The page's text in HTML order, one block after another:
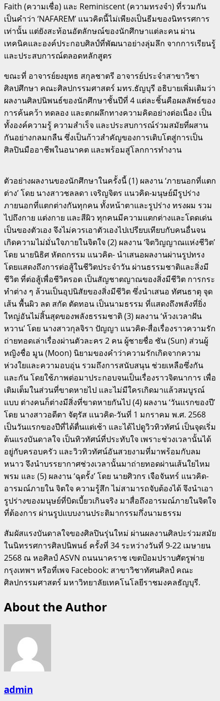
Faith (ความเชื่อ) และ Reminiscent (ความทรงจำ) ที่รวมกัน
เป็นคำว่า ‘NAFAREM’ แนวคิดนี้ไม่เพียงเป็นธีมของนิทรรศการ
เท่านั้น แต่ยังสะท้อนอัตลักษณ์ของนักศึกษาแต่ละคน ผ่าน
เทคนิคและองค์ประกอบศิลป์ที่พัฒนาอย่างลุ่มลึก จากการเรียนรู้
และประสบการณ์ตลอดหลักสูตร
ขณะที่ อาจารย์ยงยุทธ สกุลชาตรี อาจารย์ประจำสาขาวิชา
ศิลปศึกษา คณะศิลปกรรมศาสตร์ มทร.ธัญบุรี อธิบายเพิ่มเติมว่า
ผลงานศิลปนิพนธ์ของนักศึกษาชั้นปีที่ 4 แต่ละชิ้นคือผลลัพธ์ของ
การค้นคว้า ทดลอง และตกผลึกทางความคิดอย่างต่อเนื่อง เป็น
ทั้งองค์ความรู้ ความสำเร็จ และประสบการณ์ร่วมสมัยที่ผสาน
กันอย่างกลมกลืน ซึ่งเป็นก้าวสำคัญของการเติบโตสู่การเป็น
ศิลปินมืออาชีพในอนาคต และพร้อมสู่โลกการทำงาน
ตัวอย่างผลงานของนักศึกษาในครั้งนี้ (1) ผลงาน ‘ภายนอกที่แตก
ต่าง’ โดย นางสาวชลลดา เจริญจิตร แนวคิด-มนุษย์มีรูปร่าง
ภายนอกที่แตกต่างกันทุกคน ทั้งหน้าตาและรูปร่าง ทรงผม รวม
ไปถึงกาย แต่งกาย และสีผิว ทุกคนมีความแตกต่างและโดดเด่น
เป็นของตัวเอง จึงไม่ควรเอาตัวเองไปเปรียบเทียบกับคนอื่นจน
เกิดความไม่มั่นใจภายในจิตใจ (2) ผลงาน ‘จิตวิญญาณแห่งชีวิต’
โดย นายนิธิศ หัตถกรรม แนวคิด- นำเสนอผลงานผ่านรูปทรง
โดยแสดงถึงการต่อสู้ในชีวิตประจำวัน ผ่านธรรมชาติและสิ่งมี
ชีวิต ที่ต่อสู้เพื่อชีวิตรอด เป็นสัญชาตญาณของสิ่งมีชีวิต การกระ
ทำต่าง ๆ ล้วนเป็นอุปนิสัยของสิ่งมีชีวิต ซึ่งนำเสนอ ทัศนธาตุ จุด
เส้น พื้นผิว ลด สกัด ตัดทอน เป็นนามธรรม ที่แสดงถึงพลังที่ยิ่ง
ใหญ่อันไม่สิ้นสุดของพลังธรรมชาติ (3) ผลงาน ‘ห้วงเวลาฝัน
หวาน’ โดย นางสาวกุลจิรา ปัญญา แนวคิด-สื่อเรื่องราวความรัก
ถ่ายทอดเล่าเรื่องผ่านตัวละคร 2 คน ผู้ชายชื่อ ซัน (Sun) ส่วนผู้
หญิงชื่อ มูน (Moon) นิยามของคำว่าความรักเกิดจากความ
ห่วงใยและความอบอุ่น รวมถึงการสนับสนุน ช่วยเหลือซึ่งกัน
และกัน โดยใช้ภาพต่อมาประกอบจนเป็นเรื่องราวจิตนาการ เพื่อ
เติมเต็มในส่วนที่ขาดหายไป และไม่มีใครเกิดมาแล้วสมบูรณ์
แบบ ต่างคนก็ต่างมีสิ่งที่ขาดหายกันไป (4) ผลงาน ‘วันแรกของปี’
โดย นางสาวอดีตา จัตุรัส แนวคิด-วันที่ 1 มกราคม พ.ศ. 2568
เป็นวันแรกของปีที่ได้ตื่นแต่เช้า และได้ไปดูวิวทิวทัศน์ เป็นจุดเริ่ม
ต้นแรงบันดาลใจ เป็นทิวทัศน์ที่ประทับใจ เพราะช่วงเวลานั้นได้
อยู่กับครอบครัว และวิวทิวทัศน์อันสวยงามที่มาพร้อมกับลม
หนาว จึงนำบรรยากาศช่วงเวลานั้นมาถ่ายทอดผ่านเส้นใยไหม
พรม และ (5) ผลงาน ‘ฉุดรั้ง’ โดย นายศิวกร เจือจันทร์ แนวคิด-
อารมณ์ภายใน จิตใจ ความรู้สึก ไม่สามารถจับต้องได้ จึงนำเอา
รูปร่างของมนุษย์ที่บิดเบี้ยวเกินจริง มาสื่อถึงอารมณ์ภายในจิตใจ
ที่ต้องการ ผ่านรูปแบบงานประติมากรรมกึ่งนามธรรม
สัมผัสแรงบันดาลใจของศิลปินรุ่นใหม่ ผ่านผลงานศิลปะร่วมสมัย
ในนิทรรศการศิลปนิพนธ์ ครั้งที่ 34 ระหว่างวันที่ 9-22 เมษายน
2568 ณ หอศิลป์ ASVN ถนนนาคราช เขตป้อมปราบศัตรูพ่าย
กรุงเทพฯ หรือที่เพจ Facebook: สาขาวิชาทัศนศิลป์ คณะ
ศิลปกรรมศาสตร์ มหาวิทยาลัยเทคโนโลยีราชมงคลธัญบุรี.
About the Author
admin